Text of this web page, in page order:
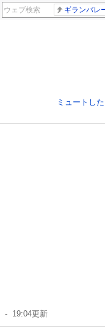
ギランバレー症候
ミュートし
19:04更新